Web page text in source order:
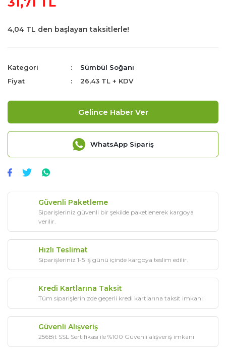
4,04 TL den başlayan taksitlerle!
Kategori
Sümbül Soğanı
Fiyat
26,43 TL + KDV
Gelince Haber Ver
WhatsApp Sipariş
Güvenli Paketleme
Siparişleriniz güvenli bir şekilde paketlenerek kargoya
verilir.
Hızlı Teslimat
Siparişleriniz 1-5 iş günü içinde kargoya teslim edilir.
Kredi Kartlarına Taksit
Tüm siparişlerinizde geçerli kredi kartlarına taksit imkanı
Güvenli Alışveriş
256Bit SSL Sertifikası ile %100 Güvenli alışveriş imkanı